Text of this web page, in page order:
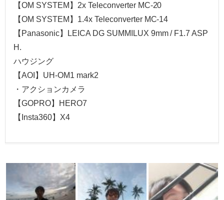
【OM SYSTEM】2x Teleconverter MC-20
【OM SYSTEM】1.4x Teleconverter MC-14
【Panasonic】LEICA DG SUMMILUX 9mm / F1.7 ASP
H.
ハウジング
【AOI】UH-OM1 mark2
・アクションカメラ
【GOPRO】HERO7
【Insta360】X4